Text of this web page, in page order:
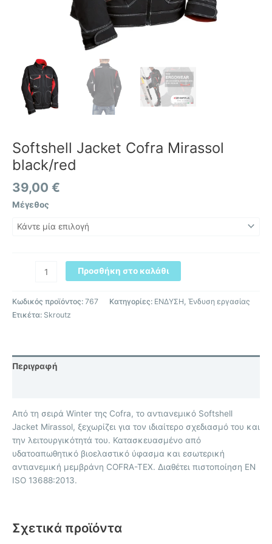
Softshell Jacket Cofra Mirassol
black/red
39,00 €
Μέγεθος
Προσθήκη στο καλάθι
Κωδικός προϊόντος: 767 Κατηγορίες: ΕΝΔΥΣΗ, Ένδυση εργασίας
Ετικέτα: Skroutz
Περιγραφή
Από τη σειρά Winter της Cofra, το αντιανεμικό Softshell
Jacket Mirassol, ξεχωρίζει για τον ιδιαίτερο σχεδιασμό του και
την λειτουργικότητά του. Κατασκευασμένο από
υδατοαπωθητικό βιοελαστικό ύφασμα και εσωτερική
αντιανεμική μεμβράνη COFRA-TEX. Διαθέτει πιστοποίηση EN
ISO 13688:2013.
Σχετικά προϊόντα